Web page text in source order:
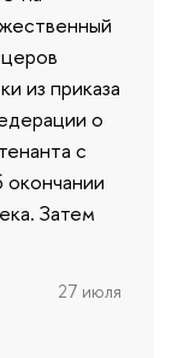
из приказа
о
с
окончании
Затем
27 июля